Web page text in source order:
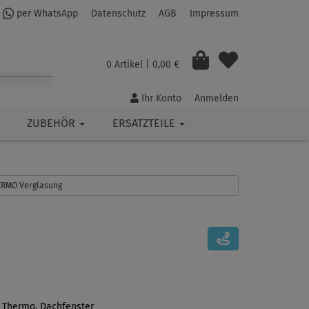
per WhatsApp Datenschutz AGB Impressum
0 Artikel | 0,00 €
Ihr Konto Anmelden
ZUBEHÖR ERSATZTEILE
Verglasung